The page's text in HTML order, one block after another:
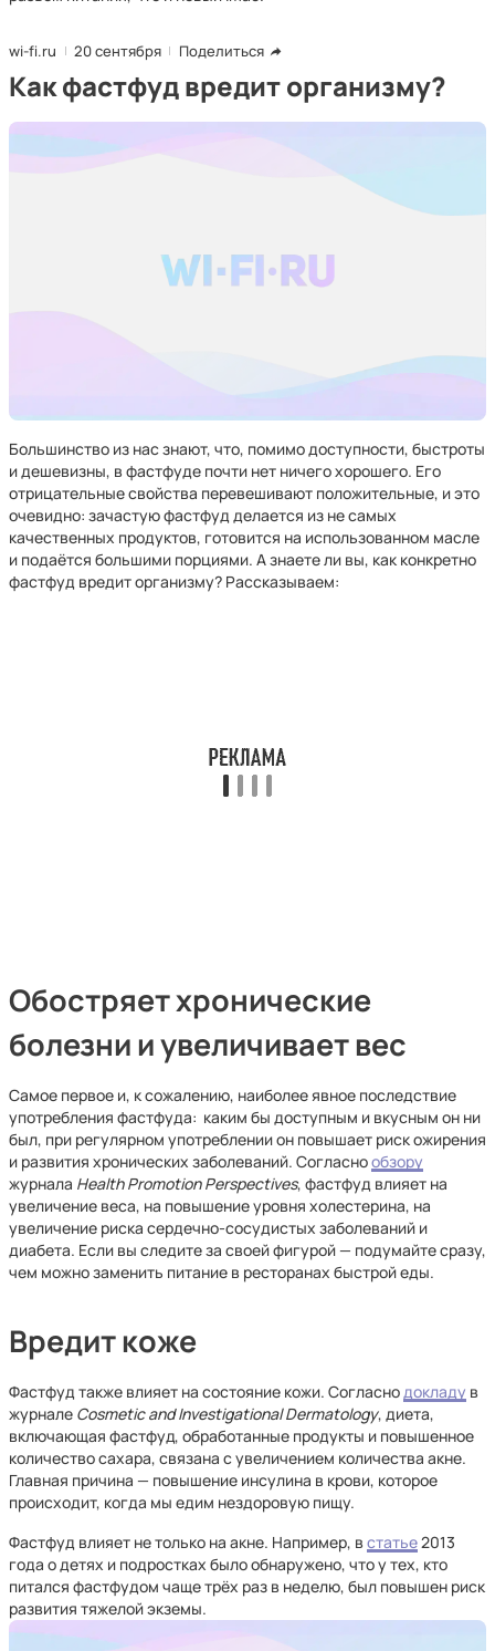
wi-fi.ru 20 сентября Поделиться
Как фастфуд вредит организму?
Большинство из нас знают, что, помимо доступности, быстроты
и дешевизны, в фастфуде почти нет ничего хорошего. Его
отрицательные свойства перевешивают положительные, и это
очевидно: зачастую фастфуд делается из не самых
качественных продуктов, готовится на использованном масле
и подаётся большими порциями. А знаете ли вы, как конкретно
фастфуд вредит организму? Рассказываем:
Обостряет хронические
болезни и увеличивает вес
Самое первое и, к сожалению, наиболее явное последствие
употребления фастфуда: каким бы доступным и вкусным он ни
был, при регулярном употреблении он повышает риск ожирения
и развития хронических заболеваний. Согласнообзору
журнала Health Promotion Perspectives, фастфуд влияет на
увеличение веса, на повышение уровня холестерина, на
увеличение риска сердечно-сосудистых заболеваний и
диабета. Если вы следите за своей фигурой — подумайте сразу,
чем можно заменить питание в ресторанах быстрой еды.
Вредит коже
Фастфуд также влияет на состояние кожи. Согласнодокладу в
журнале Cosmetic and Investigational Dermatology, диета,
включающая фастфуд, обработанные продукты и повышенное
количество сахара, связана с увеличением количества акне.
Главная причина — повышение инсулина в крови, которое
происходит, когда мы едим нездоровую пищу.
Фастфуд влияет не только на акне. Например, в статье2013
года о детях и подростках было обнаружено, что у тех, кто
питался фастфудом чаще трёх раз в неделю, был повышен риск
развития тяжелой экземы.